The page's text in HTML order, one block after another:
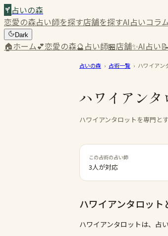
占いの森
恋愛の森占い師を探す店舗を探すAI占いコラ
Dark
🏠ホーム💕恋愛の森🔮占い師🏪店舗✨AI占い📝
占いの森 › 占術一覧 › ハワイアン
ハワイアンタ
ハワイアンタロットを専門と
この占術の占い師
3人が対応
ハワイアンタロット
ハワイアンタロットは、占